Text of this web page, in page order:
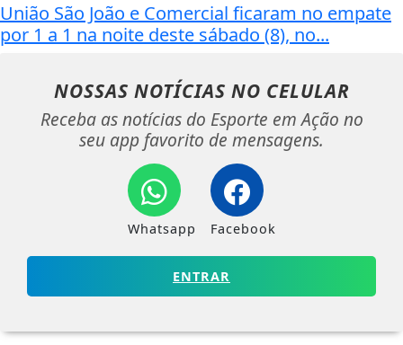
União São João e Comercial ficaram no empate
por 1 a 1 na noite deste sábado (8), no...
NOSSAS NOTÍCIAS NO CELULAR
Receba as notícias do Esporte em Ação no
seu app favorito de mensagens.
Whatsapp Facebook
ENTRAR